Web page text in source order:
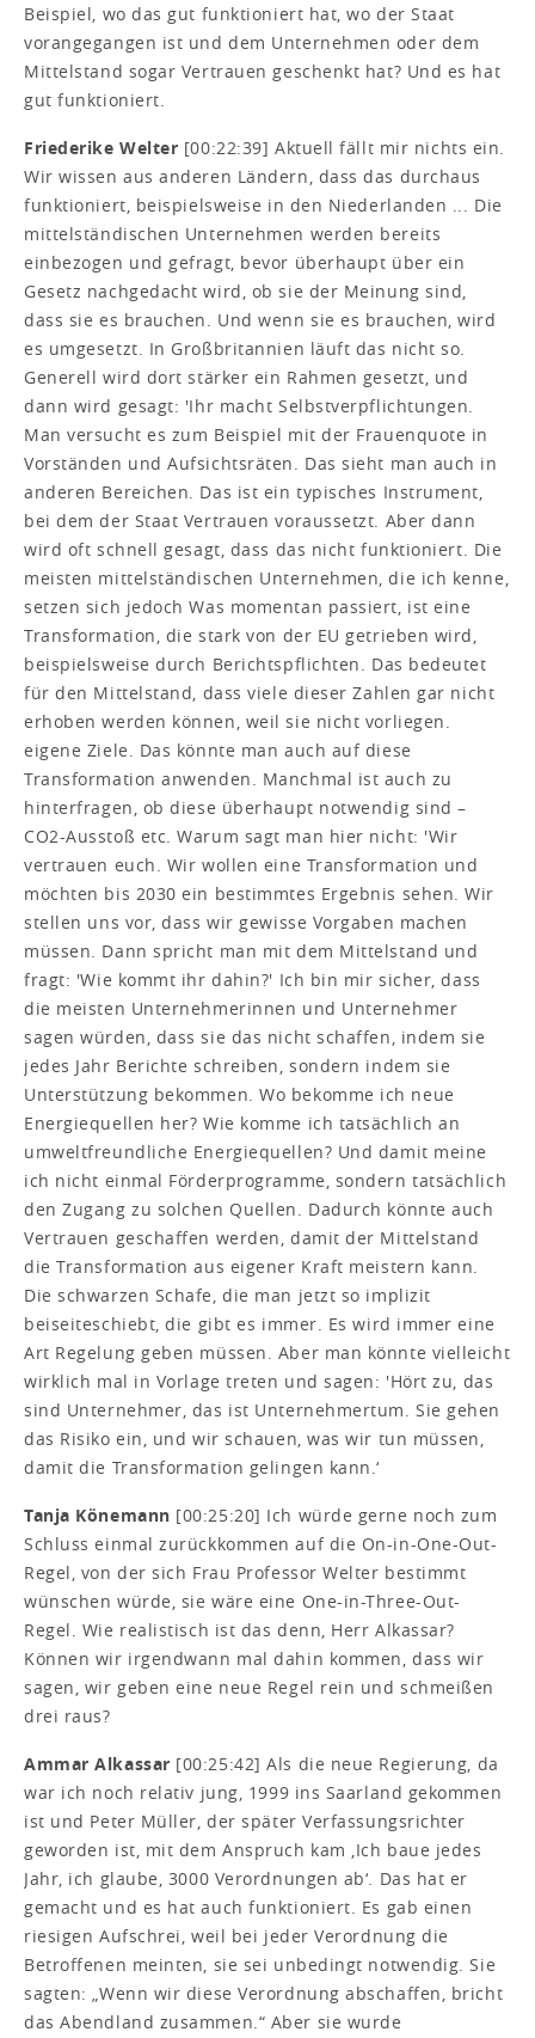
Beispiel, wo das gut funktioniert hat, wo der Staat
vorangegangen ist und dem Unternehmen oder dem
Mittelstand sogar Vertrauen geschenkt hat? Und es hat
gut funktioniert.
Friederike Welter [00:22:39] Aktuell fällt mir nichts ein.
Wir wissen aus anderen Ländern, dass das durchaus
funktioniert, beispielsweise in den Niederlanden ... Die
mittelständischen Unternehmen werden bereits
einbezogen und gefragt, bevor überhaupt über ein
Gesetz nachgedacht wird, ob sie der Meinung sind,
dass sie es brauchen. Und wenn sie es brauchen, wird
es umgesetzt. In Großbritannien läuft das nicht so.
Generell wird dort stärker ein Rahmen gesetzt, und
dann wird gesagt: 'Ihr macht Selbstverpflichtungen.
Man versucht es zum Beispiel mit der Frauenquote in
Vorständen und Aufsichtsräten. Das sieht man auch in
anderen Bereichen. Das ist ein typisches Instrument,
bei dem der Staat Vertrauen voraussetzt. Aber dann
wird oft schnell gesagt, dass das nicht funktioniert. Die
meisten mittelständischen Unternehmen, die ich kenne,
setzen sich jedoch Was momentan passiert, ist eine
Transformation, die stark von der EU getrieben wird,
beispielsweise durch Berichtspflichten. Das bedeutet
für den Mittelstand, dass viele dieser Zahlen gar nicht
erhoben werden können, weil sie nicht vorliegen.
eigene Ziele. Das könnte man auch auf diese
Transformation anwenden. Manchmal ist auch zu
hinterfragen, ob diese überhaupt notwendig sind –
CO2-Ausstoß etc. Warum sagt man hier nicht: 'Wir
vertrauen euch. Wir wollen eine Transformation und
möchten bis 2030 ein bestimmtes Ergebnis sehen. Wir
stellen uns vor, dass wir gewisse Vorgaben machen
müssen. Dann spricht man mit dem Mittelstand und
fragt: 'Wie kommt ihr dahin?' Ich bin mir sicher, dass
die meisten Unternehmerinnen und Unternehmer
sagen würden, dass sie das nicht schaffen, indem sie
jedes Jahr Berichte schreiben, sondern indem sie
Unterstützung bekommen. Wo bekomme ich neue
Energiequellen her? Wie komme ich tatsächlich an
umweltfreundliche Energiequellen? Und damit meine
ich nicht einmal Förderprogramme, sondern tatsächlich
den Zugang zu solchen Quellen. Dadurch könnte auch
Vertrauen geschaffen werden, damit der Mittelstand
die Transformation aus eigener Kraft meistern kann.
Die schwarzen Schafe, die man jetzt so implizit
beiseiteschiebt, die gibt es immer. Es wird immer eine
Art Regelung geben müssen. Aber man könnte vielleicht
wirklich mal in Vorlage treten und sagen: 'Hört zu, das
sind Unternehmer, das ist Unternehmertum. Sie gehen
das Risiko ein, und wir schauen, was wir tun müssen,
damit die Transformation gelingen kann.‘
Tanja Könemann [00:25:20] Ich würde gerne noch zum
Schluss einmal zurückkommen auf die On-in-One-Out-
Regel, von der sich Frau Professor Welter bestimmt
wünschen würde, sie wäre eine One-in-Three-Out-
Regel. Wie realistisch ist das denn, Herr Alkassar?
Können wir irgendwann mal dahin kommen, dass wir
sagen, wir geben eine neue Regel rein und schmeißen
drei raus?
Ammar Alkassar [00:25:42] Als die neue Regierung, da
war ich noch relativ jung, 1999 ins Saarland gekommen
ist und Peter Müller, der später Verfassungsrichter
geworden ist, mit dem Anspruch kam ‚Ich baue jedes
Jahr, ich glaube, 3000 Verordnungen ab‘. Das hat er
gemacht und es hat auch funktioniert. Es gab einen
riesigen Aufschrei, weil bei jeder Verordnung die
Betroffenen meinten, sie sei unbedingt notwendig. Sie
sagten: „Wenn wir diese Verordnung abschaffen, bricht
das Abendland zusammen.“ Aber sie wurde